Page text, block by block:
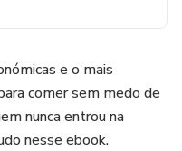
e o mais
comer sem medo de
nunca entrou na
nesse ebook.